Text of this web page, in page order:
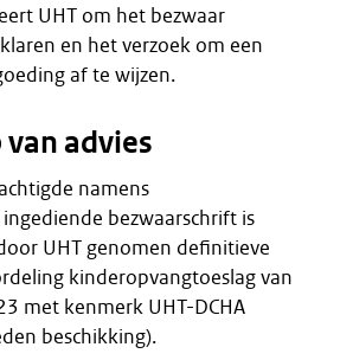
UHT om het bezwaar
en het verzoek om een
af te wijzen.
advies
namens
bezwaarschrift is
UHT genomen definitieve
kinderopvangtoeslag van
met kenmerk UHT-DCHA
beschikking).